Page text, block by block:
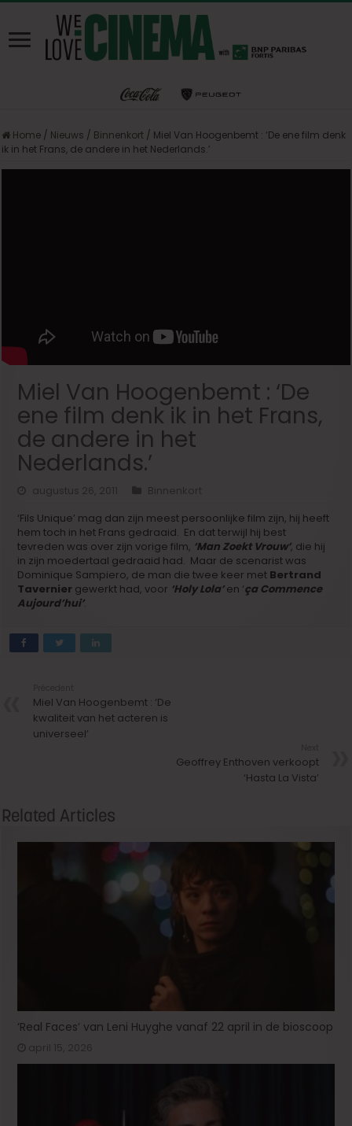
Home / Nieuws / Binnenkort / Miel Van Hoogenbemt : ‘De ene film denk
ik in het Frans, de andere in het Nederlands.’
Miel Van Hoogenbemt : ‘De
ene film denk ik in het Frans,
de andere in het
Nederlands.’
augustus 26, 2011
Binnenkort
‘Fils Unique’ mag dan zijn meest persoonlijke film zijn, hij heeft
hem toch in het Frans gedraaid. En dat terwijl hij best
tevreden was over zijn vorige film, ‘Man Zoekt Vrouw’, die hij
in zijn moedertaal gedraaid had. Maar de scenarist was
Dominique Sampiero, de man die twee keer met Bertrand
Tavernier gewerkt had, voor ‘Holy Lola’en ‘ça Commence
Aujourd’hui’.
Miel Van Hoogenbemt : ‘De
kwaliteit van het acteren is
universeel’
Geoffrey Enthoven verkoopt
‘Hasta La Vista’
Related Articles
‘Real Faces’ van Leni Huyghe vanaf 22 april in de bioscoop
april 15, 2026